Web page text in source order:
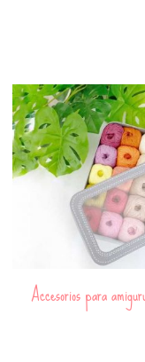
Accesorios para